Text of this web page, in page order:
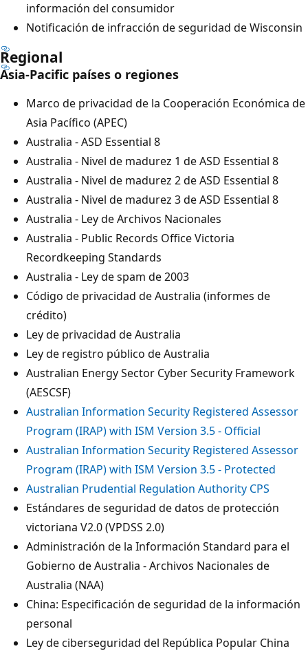
información del consumidor
Notificación de infracción de seguridad de Wisconsin
Regional
Asia-Pacific países o regiones
Marco de privacidad de la Cooperación Económica de
Asia Pacífico (APEC)
Australia - ASD Essential 8
Australia - Nivel de madurez 1 de ASD Essential 8
Australia - Nivel de madurez 2 de ASD Essential 8
Australia - Nivel de madurez 3 de ASD Essential 8
Australia - Ley de Archivos Nacionales
Australia - Public Records Office Victoria
Recordkeeping Standards
Australia - Ley de spam de 2003
Código de privacidad de Australia (informes de
crédito)
Ley de privacidad de Australia
Ley de registro público de Australia
Australian Energy Sector Cyber Security Framework
(AESCSF)
Australian Information Security Registered Assessor
Program (IRAP) with ISM Version 3.5 - Official
Australian Information Security Registered Assessor
Program (IRAP) with ISM Version 3.5 - Protected
Australian Prudential Regulation Authority CPS
Estándares de seguridad de datos de protección
victoriana V2.0 (VPDSS 2.0)
Administración de la Información Standard para el
Gobierno de Australia - Archivos Nacionales de
Australia (NAA)
China: Especificación de seguridad de la información
personal
Ley de ciberseguridad del República Popular China